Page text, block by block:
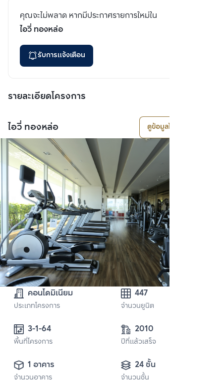
คุณจะไม่พลาด หากมีประกาศรายการใหม่ใน
ไอวี่ ทองหล่อ
รับการแจ้งเตือน
รายละเอียดโครงการ
ไอวี่ ทองหล่อ ดูข้อมูลโครงการ
คอนโดมิเนียม
ประเภทโครงการ
447
จำนวนยูนิต
พื้นที่โครงการ
2010
ปีที่แล้วเสร็จ
1 อาคาร
จำนวนอาคาร
24 ชั้น
จำนวนชั้น